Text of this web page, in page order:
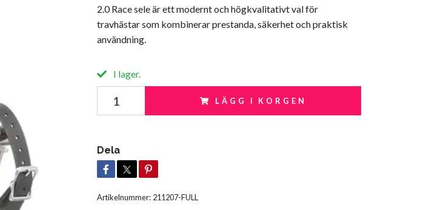
2.0 Race sele är ett modernt och högkvalitativt val för
travhästar som kombinerar prestanda, säkerhet och praktisk
användning.
I lager.
LÄGG I KORGEN
Dela
Artikelnummer: 211207-FULL